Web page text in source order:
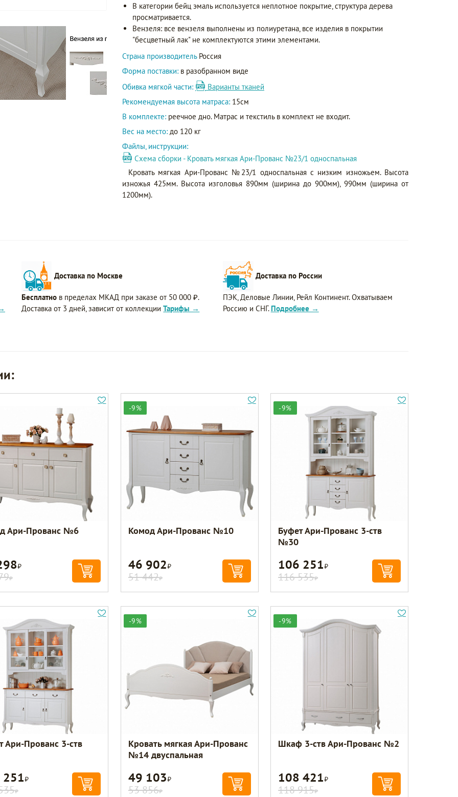
В категории бейц эмаль используется неплотное покрытие, структура дерева
просматривается.
Вензеля: все вензеля выполнены из полиуретана, все изделия в покрытии
"бесцветный лак" не комплектуются этими элементами.
Страна производитель Россия
Форма поставки: в разобранном виде
Обивка мягкой части:
Варианты тканей
Рекомендуемая высота матраса: 15см
В комплекте: реечное дно. Матрас и текстиль в комплект не входит.
Вес на место: до 120 кг
Файлы, инструкции:
Схема сборки - Кровать мягкая Ари-Прованс №23/1 односпальная
Кровать мягкая Ари-Прованс №23/1 односпальная с низким изножьем. Высота
изножья 425мм. Высота изголовья 890мм (ширина до 900мм), 990мм (ширина от
1200мм).
Доставка по Москве
Бесплатно в пределах МКАД при заказе от 50 000 ₽.
Доставка от 3 дней, зависит от коллекцииТарифы →
Доставка по России
ПЭК, Деловые Линии, Рейл Континент. Охватываем
Россию и СНГ. Подробнее →
Ари-Прованс №6
Р
Р
-9%
Комод Ари-Прованс №10
46 902Р
51 442Р
-9%
Буфет Ари-Прованс 3-ств
№30
106 251Р
116 535Р
Ари-Прованс 3-ств
Р
Р
-9%
Кровать мягкая Ари-Прованс
№14 двуспальная
49 103Р
53 856Р
-9%
Шкаф 3-ств Ари-Прованс №2
108 421Р
118 915Р